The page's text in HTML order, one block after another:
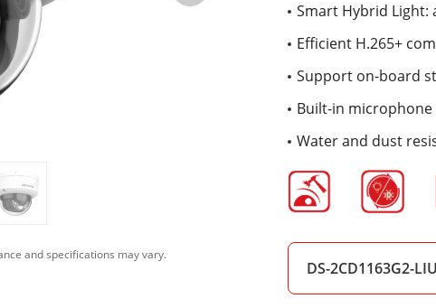
and specifications may vary.
Smart Hybrid Light:
Efficient H.265+
Support on-board
Built-in
Water and dust
DS-2CD1163G2-LIU